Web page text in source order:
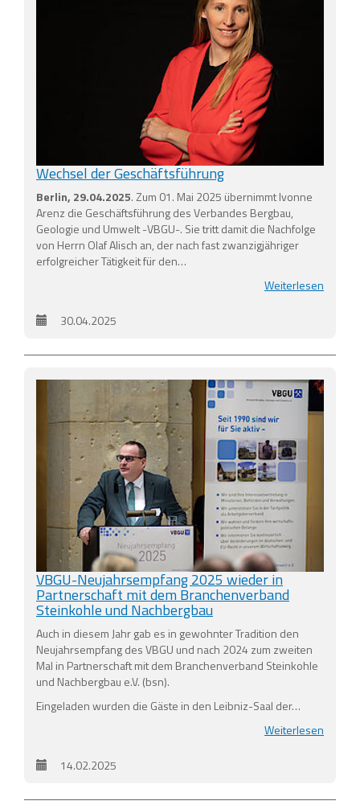
Wechsel der Geschäftsführung
Berlin, 29.04.2025. Zum 01. Mai 2025 übernimmt Ivonne
Arenz die Geschäftsführung des Verbandes Bergbau,
Geologie und Umwelt -VBGU-. Sie tritt damit die Nachfolge
von Herrn Olaf Alisch an, der nach fast zwanzigjähriger
erfolgreicher Tätigkeit für den…
Weiterlesen
30.04.2025
VBGU-Neujahrsempfang 2025 wieder in
Partnerschaft mit dem Branchenverband
Steinkohle und Nachbergbau
Auch in diesem Jahr gab es in gewohnter Tradition den
Neujahrsempfang des VBGU und nach 2024 zum zweiten
Mal in Partnerschaft mit dem Branchenverband Steinkohle
und Nachbergbau e.V. (bsn).
Eingeladen wurden die Gäste in den Leibniz-Saal der…
Weiterlesen
14.02.2025